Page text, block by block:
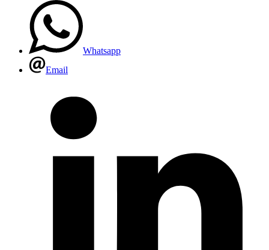
Whatsapp
Email